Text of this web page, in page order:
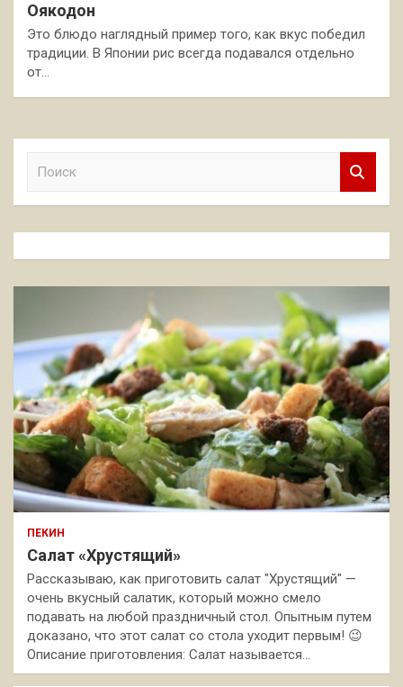
Оякодон
Это блюдо наглядный пример того, как вкус победил
традиции. В Японии рис всегда подавался отдельно
от…
к
ПЕКИН
Салат «Хрустящий»
Рассказываю, как приготовить салат "Хрустящий" —
очень вкусный салатик, который можно смело
подавать на любой праздничный стол. Опытным путем
доказано, что этот салат со стола уходит первым! 😉
Описание приготовления: Салат называется…